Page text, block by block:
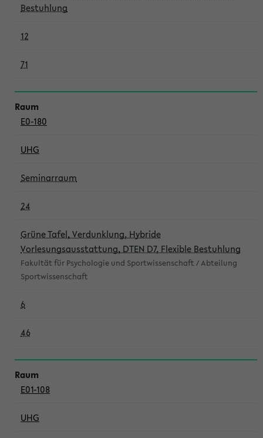
Bestuhlung
12
71
E0-180
UHG
Seminarraum
24
Grüne Tafel, Verdunklung, Hybride
Vorlesungsausstattung, DTEN D7, Flexible Bestuhlung
Fakultät für Psychologie und Sportwissenschaft / Abteilung
Sportwissenschaft
6
46
E01-108
UHG